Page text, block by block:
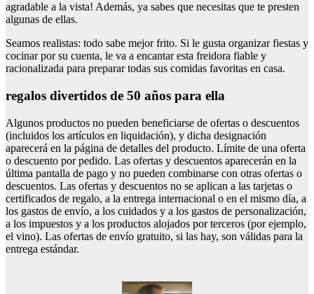
agradable a la vista! Además, ya sabes que necesitas que te presten
algunas de ellas.
Seamos realistas: todo sabe mejor frito. Si le gusta organizar fiestas y
cocinar por su cuenta, le va a encantar esta freidora fiable y
racionalizada para preparar todas sus comidas favoritas en casa.
regalos divertidos de 50 años para ella
Algunos productos no pueden beneficiarse de ofertas o descuentos
(incluidos los artículos en liquidación), y dicha designación
aparecerá en la página de detalles del producto. Límite de una oferta
o descuento por pedido. Las ofertas y descuentos aparecerán en la
última pantalla de pago y no pueden combinarse con otras ofertas o
descuentos. Las ofertas y descuentos no se aplican a las tarjetas o
certificados de regalo, a la entrega internacional o en el mismo día, a
los gastos de envío, a los cuidados y a los gastos de personalización,
a los impuestos y a los productos alojados por terceros (por ejemplo,
el vino). Las ofertas de envío gratuito, si las hay, son válidas para la
entrega estándar.